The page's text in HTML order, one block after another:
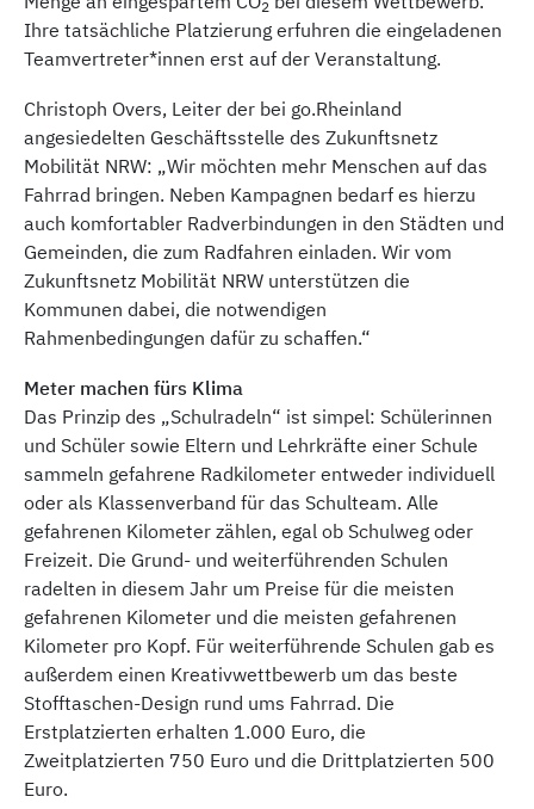
2
Ihre tatsächliche Platzierung erfuhren die eingeladenen
Teamvertreter*innen erst auf der Veranstaltung.
Christoph Overs, Leiter der bei go.Rheinland
angesiedelten Geschäftsstelle des Zukunftsnetz
Mobilität NRW: „Wir möchten mehr Menschen auf das
Fahrrad bringen. Neben Kampagnen bedarf es hierzu
auch komfortabler Radverbindungen in den Städten und
Gemeinden, die zum Radfahren einladen. Wir vom
Zukunftsnetz Mobilität NRW unterstützen die
Kommunen dabei, die notwendigen
Rahmenbedingungen dafür zu schaffen.“
Meter machen fürs Klima
Das Prinzip des „Schulradeln“ ist simpel: Schülerinnen
und Schüler sowie Eltern und Lehrkräfte einer Schule
sammeln gefahrene Radkilometer entweder individuell
oder als Klassenverband für das Schulteam. Alle
gefahrenen Kilometer zählen, egal ob Schulweg oder
Freizeit. Die Grund- und weiterführenden Schulen
radelten in diesem Jahr um Preise für die meisten
gefahrenen Kilometer und die meisten gefahrenen
Kilometer pro Kopf. Für weiterführende Schulen gab es
außerdem einen Kreativwettbewerb um das beste
Stofftaschen-Design rund ums Fahrrad. Die
Erstplatzierten erhalten 1.000 Euro, die
Zweitplatzierten 750 Euro und die Drittplatzierten 500
Euro.